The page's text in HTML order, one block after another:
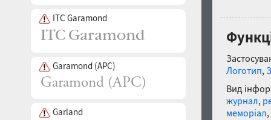
ITC Garamond
Garamond (APC)
Garland
Логотип,
Вид
журнал,
меморіал,